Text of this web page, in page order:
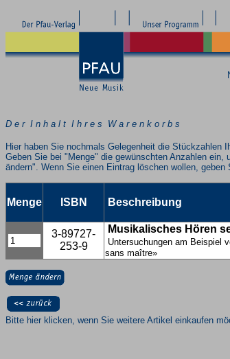
D e r I n h a l t I h r e s W a r e n k o r b s
Hier haben Sie nochmals Gelegenheit die Stückzahlen
Geben Sie bei "Menge" die gewünschten Anzahlen
ändern". Wenn Sie einen Eintrag löschen wollen, geben
Menge ISBN Beschreibung
3-89727-
253-9
Musikalisches Hören
Untersuchungen am Beispiel
sans maître»
Bitte hier klicken, wenn Sie weitere Artikel einkaufen